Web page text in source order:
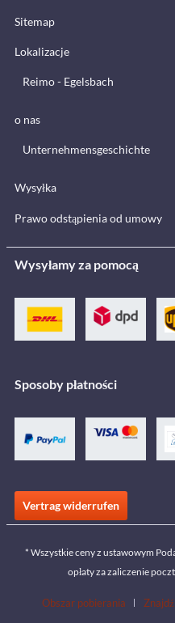
Sitemap
Lokalizacje
Reimo - Egelsbach
o nas
Unternehmensgeschichte
Wysyłka
Prawo odstąpienia od umowy
Wysyłamy za pomocą
Sposoby płatności
Vertrag widerrufen
* Wszystkie ceny z ustawowym
opłaty za zaliczenie
Obszar pobierania